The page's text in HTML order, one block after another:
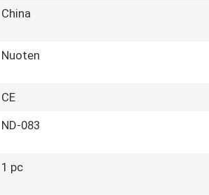
China
Nuoten
CE
ND-083
1 pc